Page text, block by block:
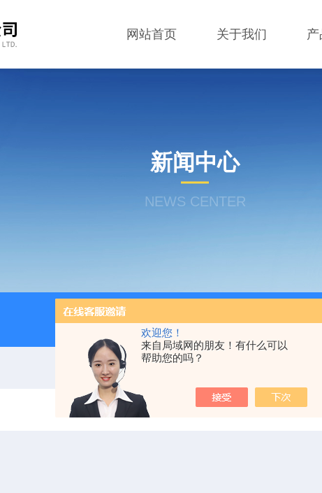
欢迎您！
来自局域网的朋友！有什么可以
帮助您的吗？
网站首页 关于我们
新闻中心
NEWS CENTER